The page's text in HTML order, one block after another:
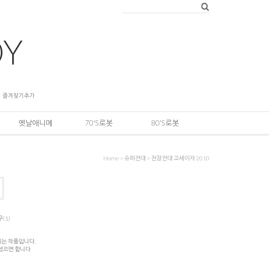
즐겨찾기추가
옛날애니메 70'S로봇 80'S로봇
Home > 슈퍼전대 > 천장전대 고세이쟈 2010
(1)
작품입니다.
으면 합니다